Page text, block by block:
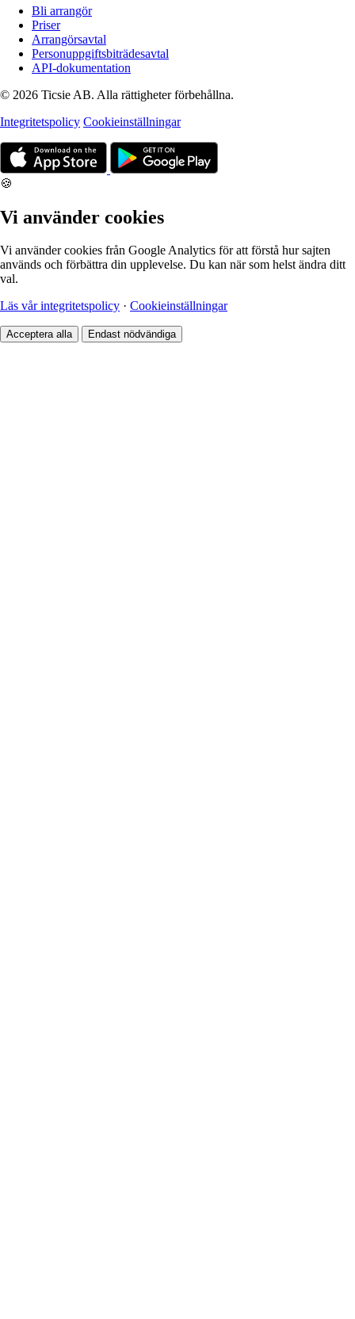
Bli arrangör
Priser
Arrangörsavtal
Personuppgiftsbiträdesavtal
API-dokumentation
© 2026 Ticsie AB. Alla rättigheter förbehållna.
Integritetspolicy Cookieinställningar
🍪
Vi använder cookies
Vi använder cookies från Google Analytics för att förstå hur sajten
används och förbättra din upplevelse. Du kan när som helst ändra ditt
val.
Läs vår integritetspolicy · Cookieinställningar
Acceptera alla Endast nödvändiga